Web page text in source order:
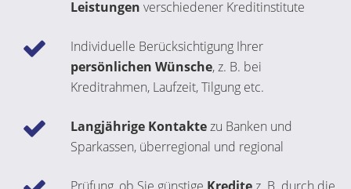
Leistungen verschiedener Kreditinstitute
Individuelle Berücksichtigung Ihrer
persönlichen Wünsche, z. B. bei
Kreditrahmen, Laufzeit, Tilgung etc.
Langjährige Kontaktezu Banken und
Sparkassen, überregional und regional